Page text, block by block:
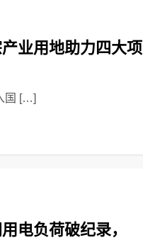
业用地助力四大项
国 […]
电负荷破纪录，